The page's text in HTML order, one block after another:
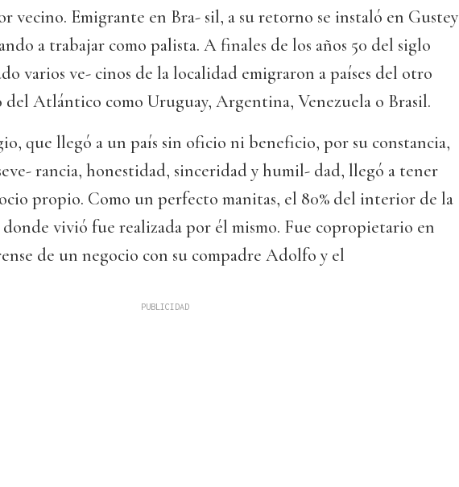
vecino. Emigrante en Bra- sil, a su retorno se instaló en Gustey
a trabajar como palista. A finales de los años 50 del siglo
varios ve- cinos de la localidad emigraron a países del otro
del Atlántico como Uruguay, Argentina, Venezuela o Brasil.
que llegó a un país sin oficio ni beneficio, por su constancia,
rancia, honestidad, sinceridad y humil- dad, llegó a tener
propio. Como un perfecto manitas, el 80% del interior de la
donde vivió fue realizada por él mismo. Fue copropietario en
de un negocio con su compadre Adolfo y el